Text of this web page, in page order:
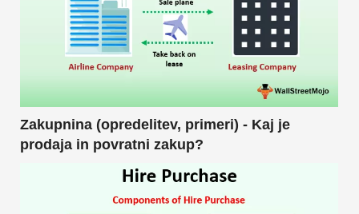
Zakupnina (opredelitev, primeri) - Kaj je
prodaja in povratni zakup?